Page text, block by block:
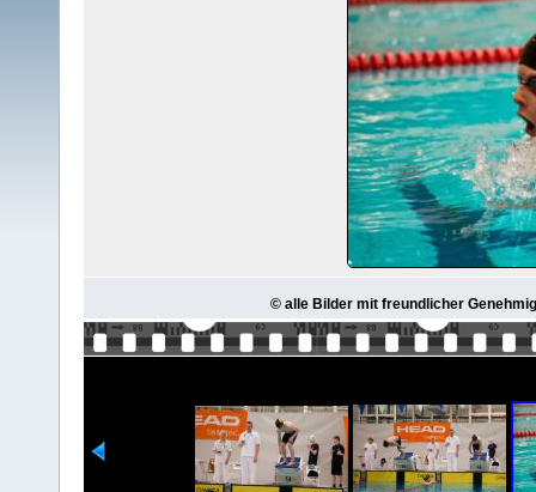
© alle Bilder mit freundlicher